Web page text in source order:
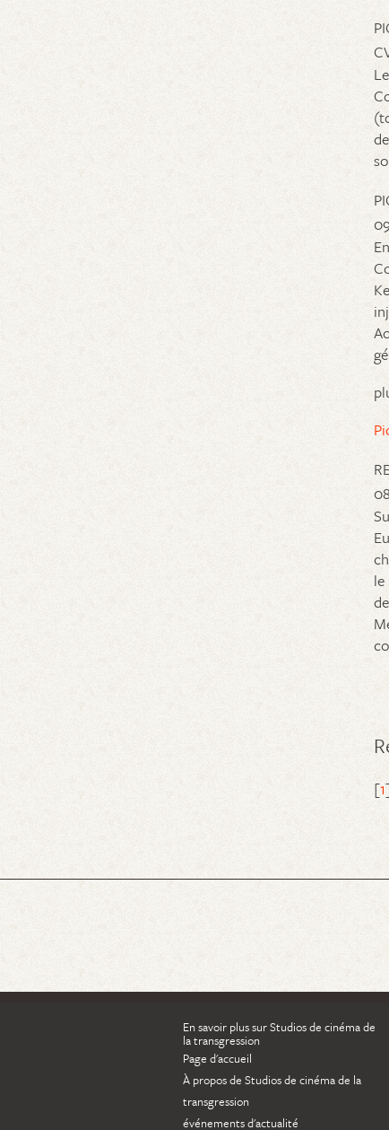
[1
En savoir plus sur Studios de cinéma de
la transgression
Page d'accueil
À propos de Studios de cinéma de la
transgression
événements d'actualité